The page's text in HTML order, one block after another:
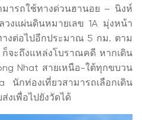
มารถใช้ทางด่วนฮานอย – นิงห์
งแผ่นดินหมายเลข 1A มุ่งหน้า
างต่อไปอีกประมาณ 5 กม. ตาม
จะถึงแหล่งโบราณคดี หากเดิน
Nhat สายเหนือ-ใต้ทุกขบวน
กท่องเที่ยวสามารถเลือกเดิน
งเพื่อไปยังวัดได้